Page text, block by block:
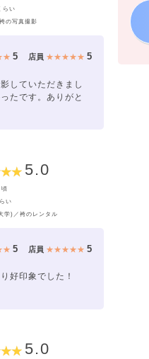
らい
の写真撮影
5 店員 ★★★★★ 5
していただきまし
たです。ありがと
5.0
頃
い
学)／袴のレンタル
5 店員 ★★★★★ 5
好印象でした！
5.0